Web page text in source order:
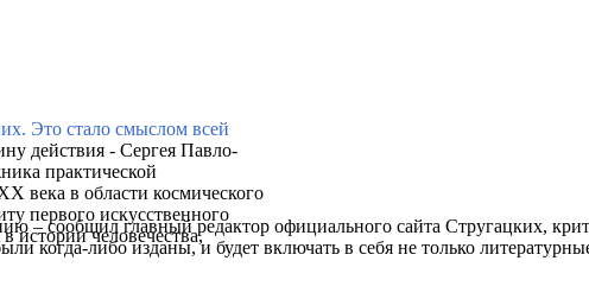
Это стало смыслом всей
действия - Сергея Павло-
практической
века в области космического
первого искусственного
истории человечества,
– сообщил главный редактор официального сайта Стругацких,
когда-либо изданы, и будет включать в себя не только